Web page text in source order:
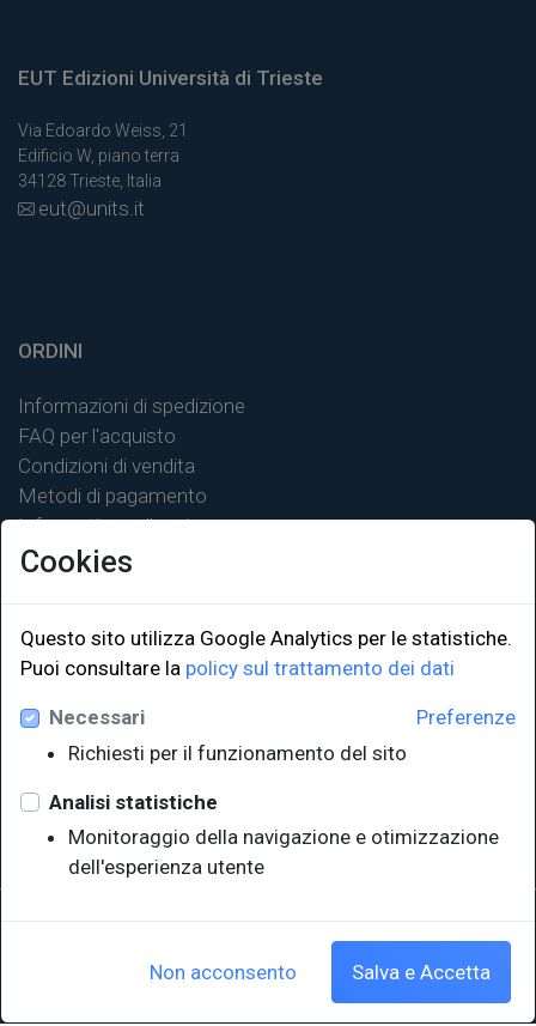
EUT Edizioni Università di Trieste
Via Edoardo Weiss, 21
Edificio W, piano terra
34128 Trieste, Italia
eut@units.it
ORDINI
Informazioni di spedizione
FAQ per l'acquisto
Condizioni di vendita
Metodi di pagamento
Informativa sulla privacy
LINK ISTITUZIONALI
Università degli Studi di Trieste
Sistema Bibliotecario di Ateneo
EUT in cifre
P.IVA 00211830328 - C.F. 80013890324 - P.E.C.: ateneo@pec.units.it
Cookies
Questo sito utilizza Google Analytics per le statistiche.
Puoi consultare la policy sul trattamento dei dati
Preferenze
Necessari
Richiesti per il funzionamento del sito
Analisi statistiche
Monitoraggio della navigazione e otimizzazione
dell'esperienza utente
Non acconsento Salva e Accetta